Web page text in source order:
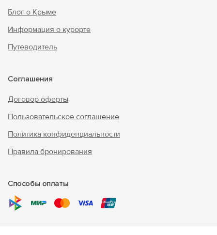
Блог о Крыме
Информация о курорте
Путеводитель
Соглашения
Договор оферты
Пользовательское соглашение
Политика конфиденциальности
Правила бронирования
Способы оплаты
© 2010 - 2026 "В Крым - инфо"